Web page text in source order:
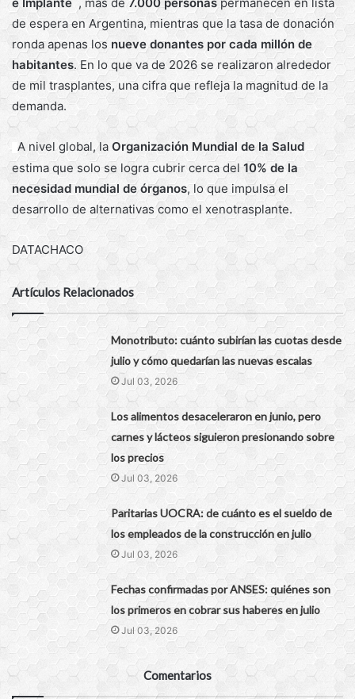
e Implante , más de 7.000 personas permanecen en lista
de espera en Argentina, mientras que la tasa de donación
ronda apenas los nueve donantes por cada millón de
habitantes. En lo que va de 2026 se realizaron alrededor
de mil trasplantes, una cifra que refleja la magnitud de la
demanda.
A nivel global, la Organización Mundial de la Salud
estima que solo se logra cubrir cerca del 10% de la
necesidad mundial de órganos, lo que impulsa el
desarrollo de alternativas como el xenotrasplante.
DATACHACO
Artículos Relacionados
Monotributo: cuánto subirían las cuotas desde
julio y cómo quedarían las nuevas escalas
Jul 03, 2026
Los alimentos desaceleraron en junio, pero
carnes y lácteos siguieron presionando sobre
los precios
Jul 03, 2026
Paritarias UOCRA: de cuánto es el sueldo de
los empleados de la construcción en julio
Jul 03, 2026
Fechas confirmadas por ANSES: quiénes son
los primeros en cobrar sus haberes en julio
Jul 03, 2026
Comentarios